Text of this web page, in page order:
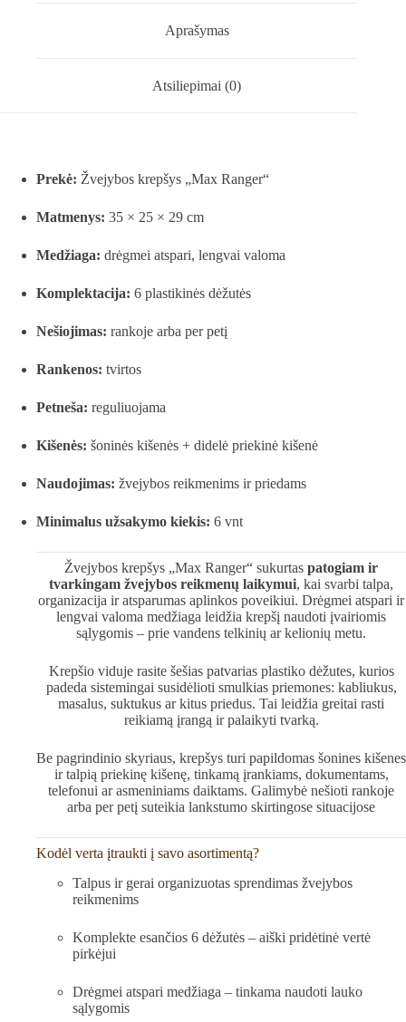
Aprašymas
Atsiliepimai (0)
Prekė: Žvejybos krepšys „Max Ranger“
Matmenys: 35 × 25 × 29 cm
Medžiaga: drėgmei atspari, lengvai valoma
Komplektacija: 6 plastikinės dėžutės
Nešiojimas: rankoje arba per petį
Rankenos: tvirtos
Petneša: reguliuojama
Kišenės: šoninės kišenės + didelė priekinė kišenė
Naudojimas: žvejybos reikmenims ir priedams
Minimalus užsakymo kiekis: 6 vnt
Žvejybos krepšys „Max Ranger“ sukurtas patogiam ir
tvarkingam žvejybos reikmenų laikymui, kai svarbi talpa,
organizacija ir atsparumas aplinkos poveikiui. Drėgmei atspari ir
lengvai valoma medžiaga leidžia krepšį naudoti įvairiomis
sąlygomis – prie vandens telkinių ar kelionių metu.
Krepšio viduje rasite šešias patvarias plastiko dėžutes, kurios
padeda sistemingai susidėlioti smulkias priemones: kabliukus,
masalus, suktukus ar kitus priedus. Tai leidžia greitai rasti
reikiamą įrangą ir palaikyti tvarką.
Be pagrindinio skyriaus, krepšys turi papildomas šonines kišenes
ir talpią priekinę kišenę, tinkamą įrankiams, dokumentams,
telefonui ar asmeniniams daiktams. Galimybė nešioti rankoje
arba per petį suteikia lankstumo skirtingose situacijose
Kodėl verta įtraukti į savo asortimentą?
Talpus ir gerai organizuotas sprendimas žvejybos
reikmenims
Komplekte esančios 6 dėžutės – aiški pridėtinė vertė
pirkėjui
Drėgmei atspari medžiaga – tinkama naudoti lauko
sąlygomis